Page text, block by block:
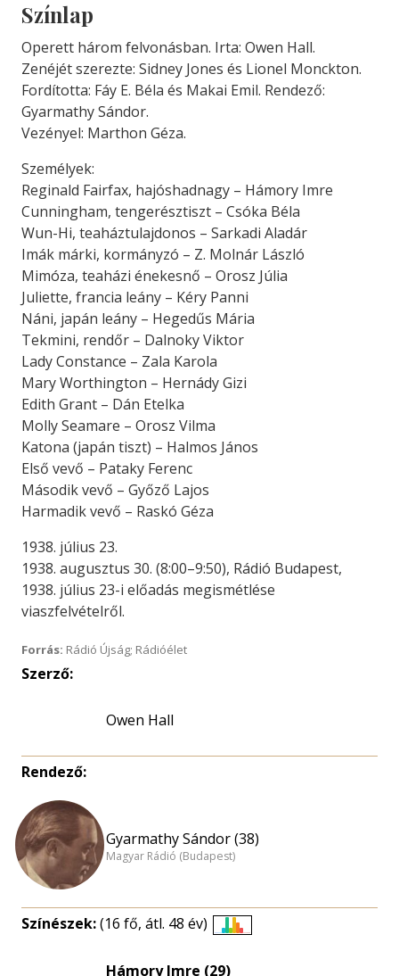
Színlap
Operett három felvonásban. Irta: Owen Hall.
Zenéjét szerezte: Sidney Jones és Lionel Monckton.
Fordította: Fáy E. Béla és Makai Emil. Rendező:
Gyarmathy Sándor.
Vezényel: Marthon Géza.
Személyek:
Reginald Fairfax, hajóshadnagy – Hámory Imre
Cunningham, tengerésztiszt – Csóka Béla
Wun-Hi, teaháztulajdonos – Sarkadi Aladár
Imák márki, kormányzó – Z. Molnár László
Mimóza, teaházi énekesnő – Orosz Júlia
Juliette, francia leány – Kéry Panni
Náni, japán leány – Hegedűs Mária
Tekmini, rendőr – Dalnoky Viktor
Lady Constance – Zala Karola
Mary Worthington – Hernády Gizi
Edith Grant – Dán Etelka
Molly Seamare – Orosz Vilma
Katona (japán tiszt) – Halmos János
Első vevő – Pataky Ferenc
Második vevő – Győző Lajos
Harmadik vevő – Raskó Géza
1938. július 23.
1938. augusztus 30. (8:00–9:50), Rádió Budapest,
1938. július 23-i előadás megismétlése
viaszfelvételről.
Forrás: Rádió Újság; Rádióélet
Szerző:
Owen Hall
Rendező:
Gyarmathy Sándor (38)
Magyar Rádió (Budapest)
Színészek:(16 fő, átl. 48 év)
Hámory Imre (29)